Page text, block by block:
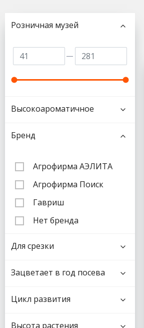
Розничная музей
Высокоароматичное
Бренд
Агрофирма АЭЛИТА
Агрофирма Поиск
Гавриш
Нет бренда
Для срезки
Зацветает в год посева
Цикл развития
Высота растения